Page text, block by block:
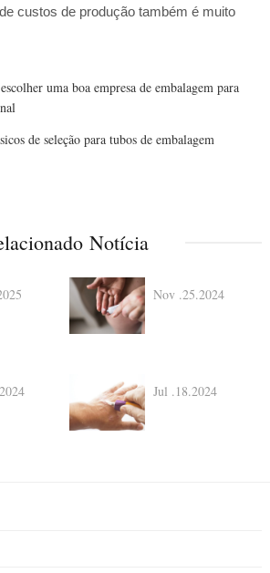
custos de produção também é muito
uma boa empresa de embalagem para
de seleção para tubos de embalagem
Notícia
Nov .25.2024
Jul .18.2024